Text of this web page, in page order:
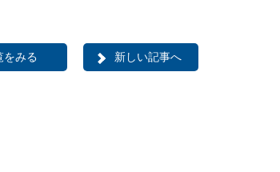
をみる 新しい記事へ